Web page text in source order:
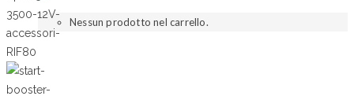
Nessun prodotto nel carrello.